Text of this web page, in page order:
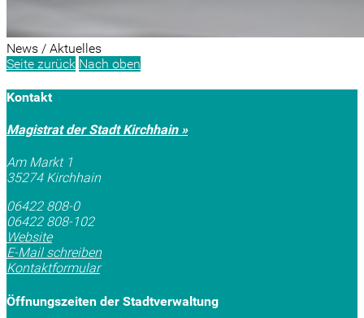
News / Aktuelles
Seite zurück Nach oben
Kontakt
Magistrat der Stadt Kirchhain »
Am Markt 1
35274 Kirchhain
06422 808-0
06422 808-102
Website
E-Mail schreiben
Kontaktformular
Öffnungszeiten der Stadtverwaltung